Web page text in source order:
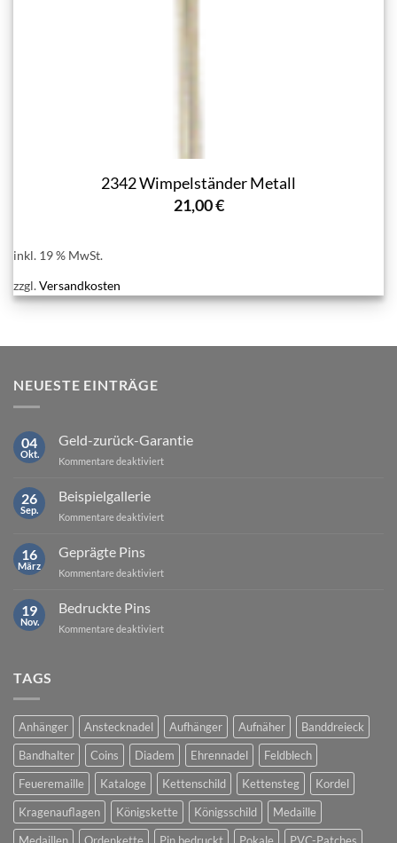
2342 Wimpelständer Metall
21,00€
inkl. 19 % MwSt.
zzgl.Versandkosten
NEUESTE EINTRÄGE
04
Okt.
Geld-zurück-Garantie
Kommentare deaktiviertfür
26
Sep.
Beispielgallerie
Kommentare deaktiviertfür
16
März
Geprägte Pins
Kommentare deaktiviertfür
19
Nov.
Bedruckte Pins
Kommentare deaktiviertfür
TAGS
Anhänger Anstecknadel Aufhänger Aufnäher
Banddreieck
Bandhalter
Coins Diadem Ehrennadel
Feldblech
Feueremaille
Kataloge Kettenschild Kettensteg
Kordel
Kragenauflagen
Königskette Königsschild
Medaille